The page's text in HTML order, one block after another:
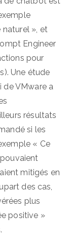
», et
Engineer
pour
Une étude
de VMware a
résultats
si les
« Ce
mitigés en
des cas,
plus
positive »